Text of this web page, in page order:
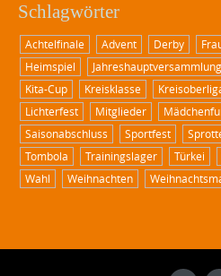
Schlagwörter
Achtelfinale Advent Derby
Heimspiel
Jahreshauptversammlung
Kita-Cup
Kreisklasse
Lichterfest
Mitglieder
Saisonabschluss
Sportfest
Tombola
Trainingslager Türkei
Wahl
Weihnachten